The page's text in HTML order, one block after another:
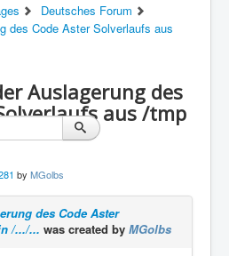
Deutsches Forum
des Code Aster Solverlaufs aus
Auslagerung des
aus /tmp
by MGolbs
des Code Aster
/.../... was created by MGolbs